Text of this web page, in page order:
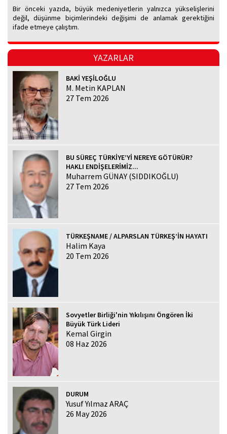
Bir önceki yazıda, büyük medeniyetlerin yalnızca yükselişlerini
değil, düşünme biçimlerindeki değişimi de anlamak gerektiğini
ifade etmeye çalıştım.
YAZARLAR
BAKİ YEŞİLOĞLU
M. Metin KAPLAN
27 Tem 2026
BU SÜREÇ TÜRKİYE’Yİ NEREYE GÖTÜRÜR?
HAKLI ENDİŞELERİMİZ...
Muharrem GÜNAY (SIDDIKOĞLU)
27 Tem 2026
TÜRKEŞNAME / ALPARSLAN TÜRKEŞ’İN HAYATI
Halim Kaya
20 Tem 2026
Sovyetler Birliği'nin Yıkılışını Öngören İki
Büyük Türk Lideri
Kemal Girgin
08 Haz 2026
DURUM
Yusuf Yılmaz ARAÇ
26 May 2026